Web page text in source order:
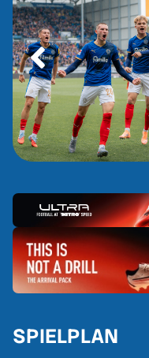
SPIELPLAN